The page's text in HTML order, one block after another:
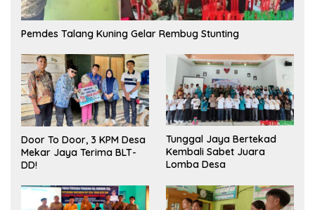
Pemdes Talang Kuning Gelar Rembug Stunting
Door To Door, 3 KPM Desa
Mekar Jaya Terima BLT-
DD!
Tunggal Jaya Bertekad
Kembali Sabet Juara
Lomba Desa